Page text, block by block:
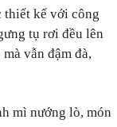
thiết kế với công
tụ rơi đều lên
vẫn đậm đà,
mì nướng lò, món